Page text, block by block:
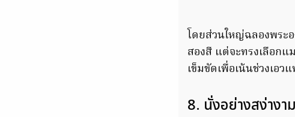
โดยส่วนใหญ่ฉลองพระ
สองสี แต่จะทรงเลือกแ
เข็มขัดเพื่อเน้นช่วงเอว
8. นั่งอย่างสง่างาม